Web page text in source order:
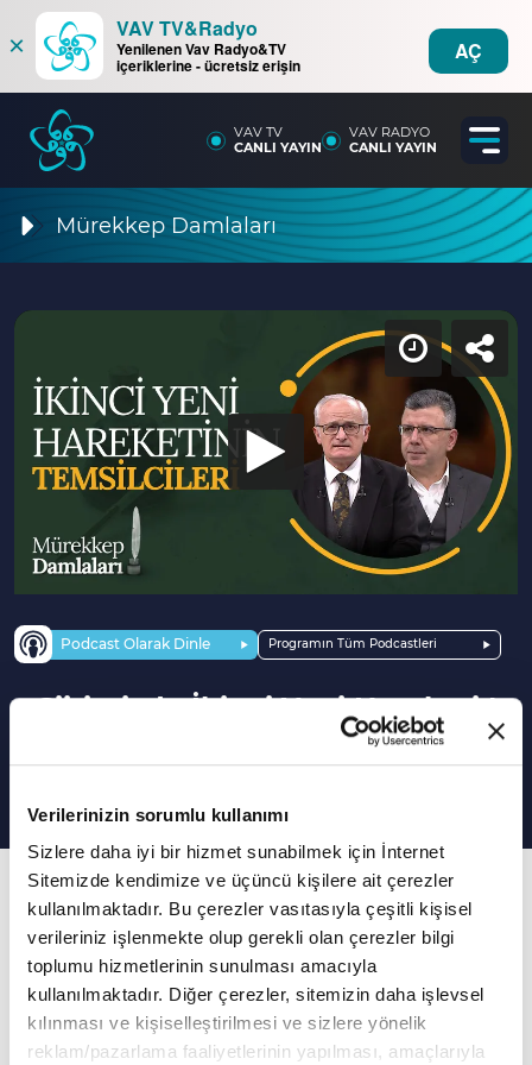
Verilerinizin sorumlu kullanımı
Sizlere daha iyi bir hizmet sunabilmek için İnternet
Sitemizde kendimize ve üçüncü kişilere ait çerezler
kullanılmaktadır. Bu çerezler vasıtasıyla çeşitli kişisel
verileriniz işlenmekte olup gerekli olan çerezler bilgi
toplumu hizmetlerinin sunulması amacıyla
kullanılmaktadır. Diğer çerezler, sitemizin daha işlevsel
kılınması ve kişiselleştirilmesi ve sizlere yönelik
reklam/pazarlama faaliyetlerinin yapılması, amaçlarıyla
×
VAV TV&Radyo
Yenilenen Vav Radyo&TV
içeriklerine - ücretsiz erişin
AÇ
VAV TV
CANLI YAYIN
VAV RADYO
CANLI YAYIN
Mürekkep Damlaları
Podcast Olarak Dinle Programın Tüm Podcastleri
Şiirimizde İkinci Yeni Hareketi |
Mürekkep Damlaları
181. Bölüm
İkinci yeni şiir hareketi nasıl ortaya çıktı?
Ali Şükrü Çoruk'un sunumu Prof. Dr. Turgay
Anar'ın katkılarıyla Mürekkep Damlaları yeni
bölümüyle sizlerle...